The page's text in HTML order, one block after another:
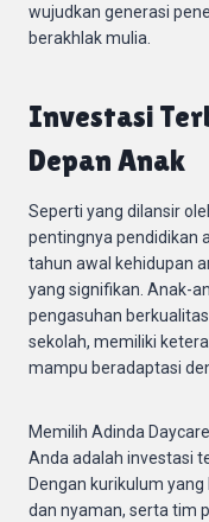
wujudkan generasi
berakhlak mulia.
Investasi
Depan Anak
Seperti yang dilansir
pentingnya pendidikan
tahun awal kehidupan
yang signifikan. Anak-
pengasuhan
sekolah, memiliki
mampu beradaptasi
Memilih Adinda
Anda adalah investasi
Dengan kurikulum
dan nyaman, serta tim